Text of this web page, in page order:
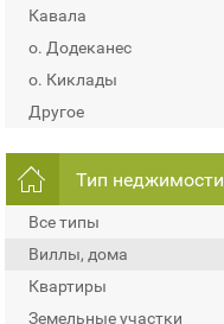
Кавала
о. Додеканес
о. Киклады
Другое
Тип неджимости
Все типы
Виллы, дома
Квартиры
Земельные участки